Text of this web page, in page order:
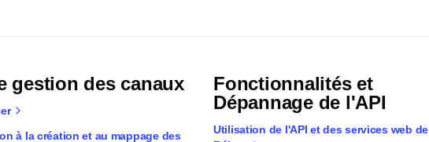
gestion des canaux
à la création et au mappage des
Fonctionnalités et
Dépannage de l'API
Utilisation de l'API et des services web de